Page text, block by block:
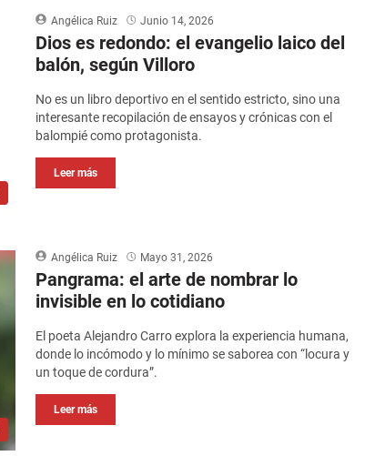
Angélica Ruiz Junio 14, 2026
Dios es redondo: el evangelio laico del
balón, según Villoro
No es un libro deportivo en el sentido estricto, sino una
interesante recopilación de ensayos y crónicas con el
balompié como protagonista.
Leer más
Angélica Ruiz Mayo 31, 2026
Pangrama: el arte de nombrar lo
invisible en lo cotidiano
El poeta Alejandro Carro explora la experiencia humana,
donde lo incómodo y lo mínimo se saborea con “locura y
un toque de cordura”.
Leer más